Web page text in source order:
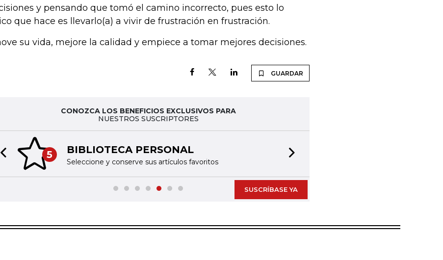
y pensando que tomó el camino incorrecto, pues esto lo
que hace es llevarlo(a) a vivir de frustración en frustración.
su vida, mejore la calidad y empiece a tomar mejores decisiones.
GUARDAR
CONOZCA LOS BENEFICIOS EXCLUSIVOS PARA
NUESTROS SUSCRIPTORES
5 BIBLIOTECA PERSONAL
Seleccione y conserve sus artículos favoritos
Previous slide
SUSCRÍBASE YA